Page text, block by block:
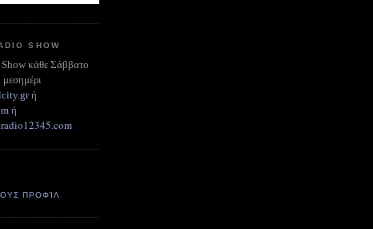
SHOW
κάθε Σάββατο
ή
ή
ΠΡΟΦΊΛ